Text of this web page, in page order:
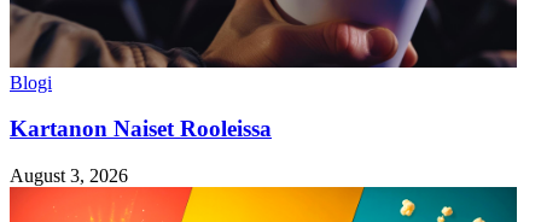
Blogi
Kartanon Naiset Rooleissa
August 3, 2026